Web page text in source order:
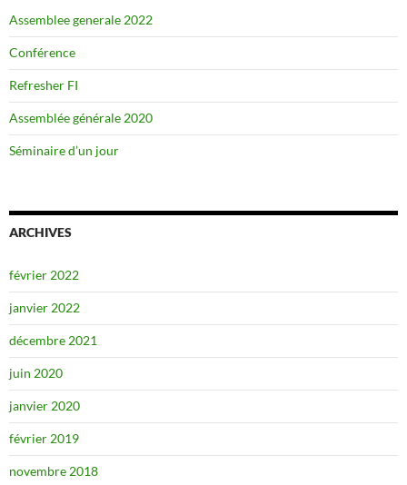
Assemblee generale 2022
Conférence
Refresher FI
Assemblée générale 2020
Séminaire d’un jour
ARCHIVES
février 2022
janvier 2022
décembre 2021
juin 2020
janvier 2020
février 2019
novembre 2018